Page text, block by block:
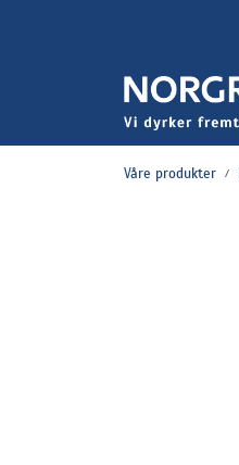
Våre produkter